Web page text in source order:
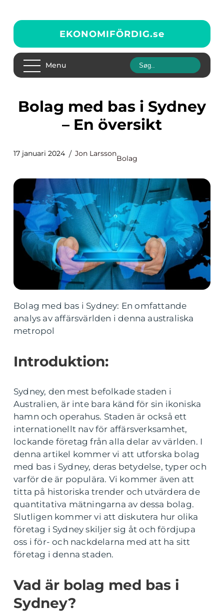
EKONOMIFÖRDIG.se
Menu
Bolag med bas i Sydney
– En översikt
17 januari 2024 Jon Larsson
Bolag
Bolag med bas i Sydney: En omfattande
analys av affärsvärlden i denna australiska
metropol
Introduktion:
Sydney, den mest befolkade staden i
Australien, är inte bara känd för sin ikoniska
hamn och operahus. Staden är också ett
internationellt nav för affärsverksamhet,
lockande företag från alla delar av världen. I
denna artikel kommer vi att utforska bolag
med bas i Sydney, deras betydelse, typer och
varför de är populära. Vi kommer även att
titta på historiska trender och utvärdera de
quantitativa mätningarna av dessa bolag.
Slutligen kommer vi att diskutera hur olika
företag i Sydney skiljer sig åt och fördjupa
oss i för- och nackdelarna med att ha sitt
företag i denna staden.
Vad är bolag med bas i
Sydney?